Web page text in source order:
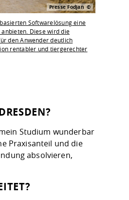
Presse Fodjan
Softwarelösung eine
Diese wird die
den Anwender deutlich
rentabler und tiergerechter
Studium wunderbar
Praxisanteil und die
absolvieren,